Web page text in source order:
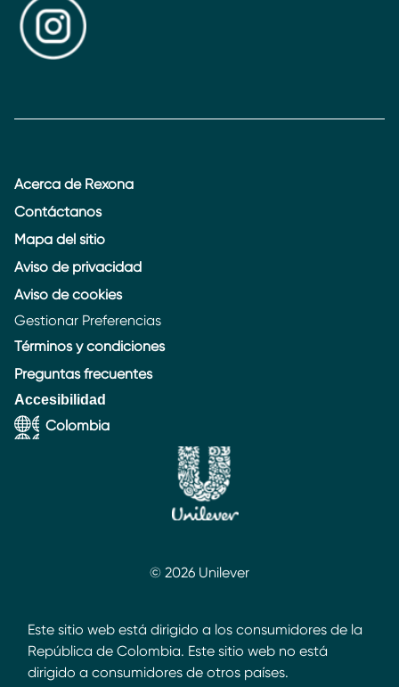
Acerca de Rexona
Contáctanos
Mapa del sitio
Aviso de privacidad
Aviso de cookies
Gestionar Preferencias
Términos y condiciones
Preguntas frecuentes
Accesibilidad
Colombia
© 2026 Unilever
Este sitio web está dirigido a los consumidores de la
República de Colombia. Este sitio web no está
dirigido a consumidores de otros países.